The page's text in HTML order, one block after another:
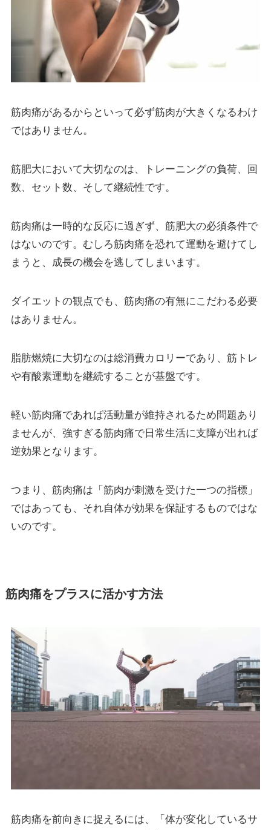
筋肉痛があるからといって必ず筋肉が大きくなるわけ
ではありません。
筋肥大において大切なのは、トレーニングの負荷、回
数、セット数、そして継続性です。
筋肉痛は一時的な反応に過ぎず、筋肥大の必須条件で
はないのです。むしろ筋肉痛を恐れて運動を避けてし
まうと、成長の機会を逃してしまいます。
ダイエットの観点でも、筋肉痛の有無にこだわる必要
はありません。
脂肪燃焼に大切なのは総消費カロリーであり、筋トレ
や有酸素運動を継続することが基盤です。
軽い筋肉痛であれば活動量が維持されるため問題あり
ませんが、強すぎる筋肉痛で日常生活に支障が出れば
逆効果となります。
つまり、筋肉痛は「筋肉が刺激を受けた一つの指標」
ではあっても、それ自体が効果を保証するものではな
いのです。
筋肉痛をプラスに活かす方法
筋肉痛を前向きに捉えるには、「体が変化しているサ